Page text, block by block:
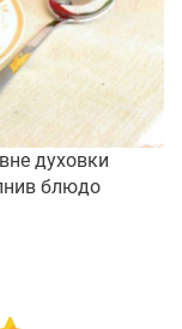
духовки
блюдо